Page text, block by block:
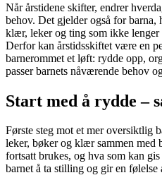
Når årstidene skifter, endrer
behov. Det gjelder også for
klær, leker og ting som ikke lenger
Derfor kan årstidsskiftet være en
barnerommet et løft: rydde opp,
passer barnets nåværende behov
Start med å rydde –
Første steg mot et mer oversiktlig
leker, bøker og klær sammen med
fortsatt brukes, og hva som kan
barnet å ta stilling og gir en følelse